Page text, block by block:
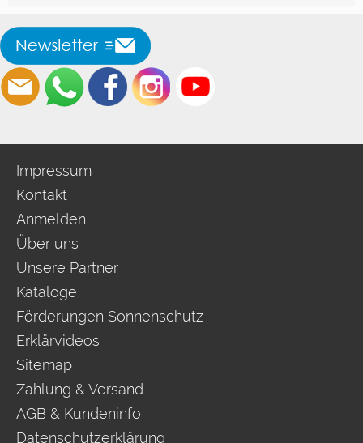
Impressum
Kontakt
Anmelden
Über uns
Unsere Partner
Kataloge
Förderungen Sonnenschutz
Erklärvideos
Sitemap
Zahlung & Versand
AGB & Kundeninfo
Datenschutzerklärung